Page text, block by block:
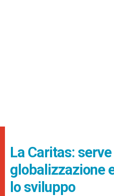
La Caritas:
globalizzazione
lo sviluppo